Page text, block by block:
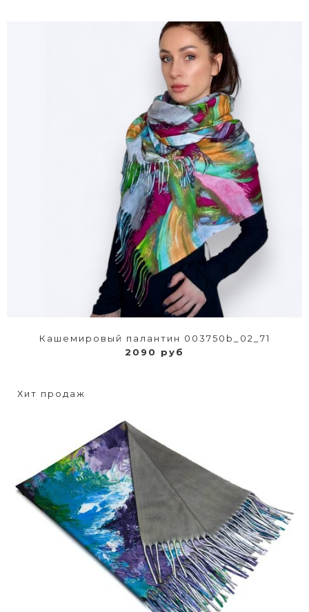
Кашемировый палантин 003750b_02_71
2090 руб
Хит продаж